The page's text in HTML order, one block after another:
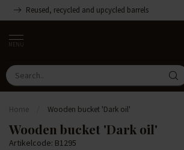
Reused, recycled and upcycled barrels
MENU
Home Wooden bucket 'Dark oil'
Wooden bucket 'Dark oil'
Artikelcode: B1295